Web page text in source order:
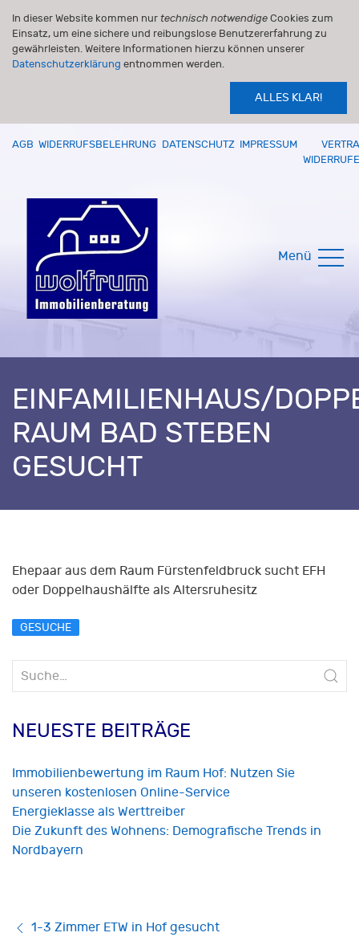
In dieser Website kommen nur technisch notwendige Cookies zum
Einsatz, um eine sichere und reibungslose Benutzererfahrung zu
gewährleisten. Weitere Informationen hierzu können unserer
Datenschutzerklärung entnommen werden.
ALLES KLAR!
AGB WIDERRUFSBELEHRUNG DATENSCHUTZ IMPRESSUM
Menü
EINFAMILIENHAUS/
RAUM BAD STEBEN
GESUCHT
Ehepaar aus dem Raum Fürstenfeldbruck sucht EFH
oder Doppelhaushälfte als Altersruhesitz
GESUCHE
Suche
nach:
NEUESTE BEITRÄGE
Immobilienbewertung im Raum Hof: Nutzen Sie
unseren kostenlosen Online-Service
Energieklasse als Werttreiber
Die Zukunft des Wohnens: Demografische Trends in
Nordbayern
1-3 Zimmer ETW in Hof gesucht